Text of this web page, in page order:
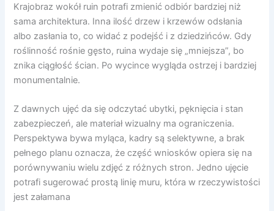
Krajobraz wokół ruin potrafi zmienić odbiór bardziej niż
sama architektura. Inna ilość drzew i krzewów odsłania
albo zasłania to, co widać z podejść i z dziedzińców. Gdy
roślinność rośnie gęsto, ruina wydaje się „mniejsza”, bo
znika ciągłość ścian. Po wycince wygląda ostrzej i bardziej
monumentalnie.
Z dawnych ujęć da się odczytać ubytki, pęknięcia i stan
zabezpieczeń, ale materiał wizualny ma ograniczenia.
Perspektywa bywa myląca, kadry są selektywne, a brak
pełnego planu oznacza, że część wniosków opiera się na
porównywaniu wielu zdjęć z różnych stron. Jedno ujęcie
potrafi sugerować prostą linię muru, która w rzeczywistości
jest załamana